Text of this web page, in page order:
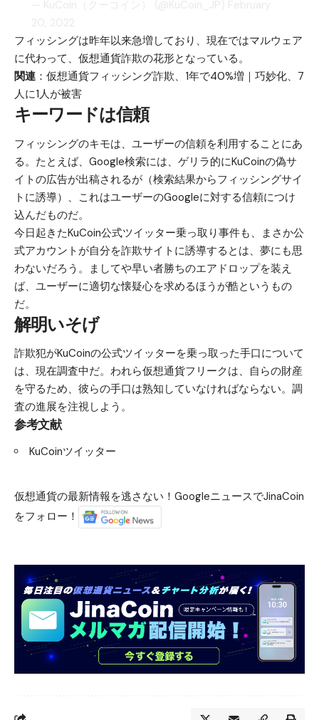
フィッシングは昨年以来急増しており、現在ではマルウェア
に代わって、仮想通貨詐欺の花形となっている。
関連 ： 仮想通貨フィッシング詐欺、1年で40%増｜巧妙化、7
人に1人が被害
キーワードは信頼
フィッシングのキモは、ユーザーの信頼を利用することにあ
る。たとえば、Google検索には、ゲリラ的にKuCoinの偽サ
イトの広告が出稿されるが（検索結果からフィッシングサイ
トに誘導）、これはユーザーのGoogleに対する信頼につけ
込んだものだ。
今日起きたKuCoin公式ツイッター乗っ取り事件も、まさか公
式アカウントが自分を詐欺サイトに誘導するとは、夢にも思
わないだろう。ましてや早い者勝ちのエアドロップを装え
ば、ユーザーに適切な懐疑心を求めるほうが酷というもの
だ。
解明いそげ
詐欺犯がKuCoinの公式ツイッターを乗っ取った手口について
は、現在調査中だ。われら仮想通貨フリークは、自らの財産
を守るため、彼らの手口は熟知していなければならない。調
査の進展を注視しよう。
参考文献
KuCoinツイッター
仮想通貨の最新情報を逃さない！GoogleニュースでJinaCoin
をフォロー！